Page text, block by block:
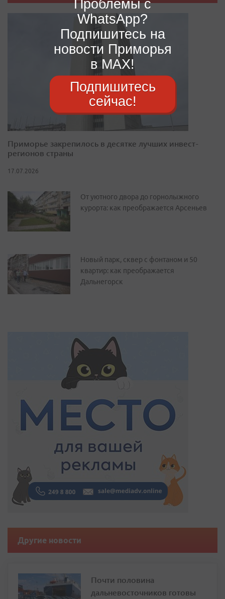
Приморье закрепилось в десятке лучших инвест-
регионов страны
17.07.2026
От уютного двора до горнолыжного
курорта: как преображается Арсеньев
Новый парк, сквер с фонтаном и 50
квартир: как преображается
Дальнегорск
Другие новости
Почти половина
дальневосточников готовы
Проблемы с
WhatsApp?
Подпишитесь на
новости Приморья
в MAX!
Подпишитесь
сейчас!